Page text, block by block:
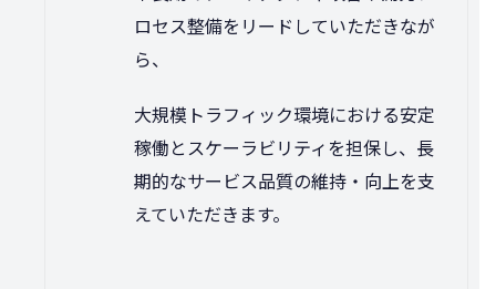
ロセス整備をリードしていただきなが
ら、
大規模トラフィック環境における安定
稼働とスケーラビリティを担保し、長
期的なサービス品質の維持・向上を支
えていただきます。